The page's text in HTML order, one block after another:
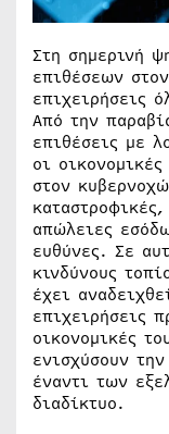
Στη σημερινή
επιθέσεων
επιχειρήσεις
Από την
επιθέσεις με
οι
στον
απώλειες
ευθύνες. Σε
κινδύνους
έχει
επιχειρήσεις
οικονομικές
ενισχύσουν
έναντι των
διαδίκτυο.